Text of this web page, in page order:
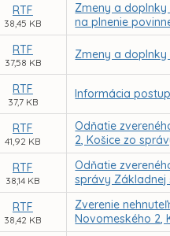
RTF
38,45 KB
Zmeny a doplnky
na plnenie
RTF
37,58 KB
Zmeny a
RTF
37,7 KB
Informácia
RTF
41,92 KB
Odňatie
2, Košice zo
RTF
38,14 KB
Odňatie
správy Základnej
RTF
38,42 KB
Zverenie
Novomeského 2,